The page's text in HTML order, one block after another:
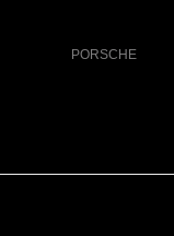
PORSCHE